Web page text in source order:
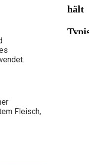
Fleisch,
hält